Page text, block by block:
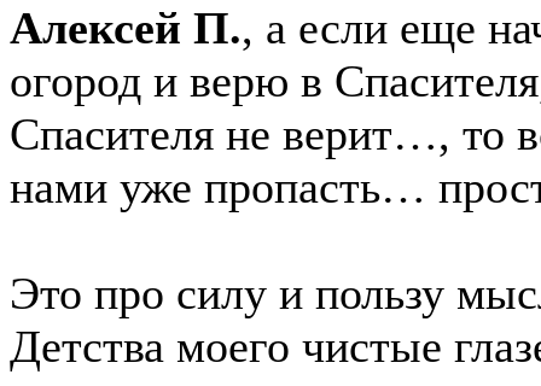
Алексей П., а если еще
огород и верю в
Спасителя не верит…, то
нами уже пропасть…
Это про силу и пользу
Детства моего чистые